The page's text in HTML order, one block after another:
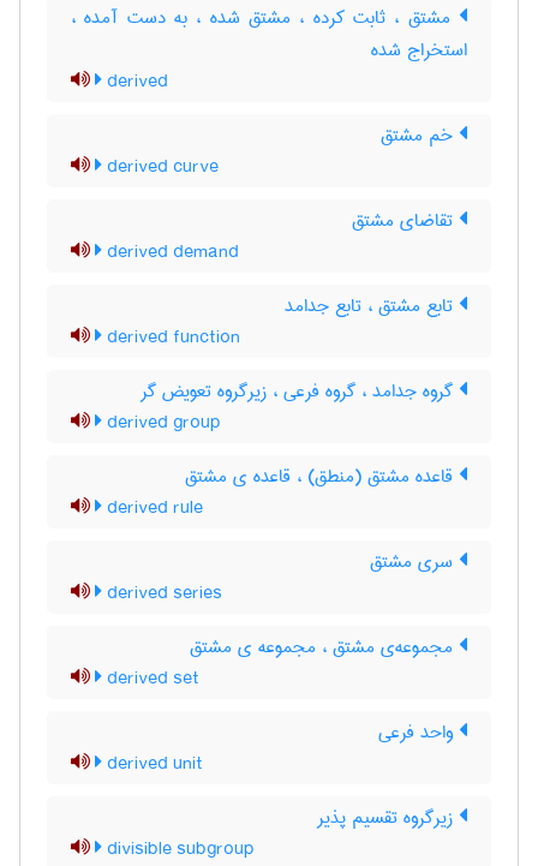
مشتق ، ثابت کرده ، مشتق شده ، به دست آمده ،
استخراج شده
derived
خم مشتق
derived curve
تقاضای مشتق
derived demand
تابع مشتق ، تابع جدامد
derived function
گروه جدامد ، گروه فرعی ، زیرگروه تعویض گر
derived group
قاعده مشتق (منطق) ، قاعده ی مشتق
derived rule
سری مشتق
derived series
مجموعه‌ی مشتق ، مجموعه ی مشتق
derived set
واحد فرعی
derived unit
زیرگروه تقسیم پذیر
divisible subgroup